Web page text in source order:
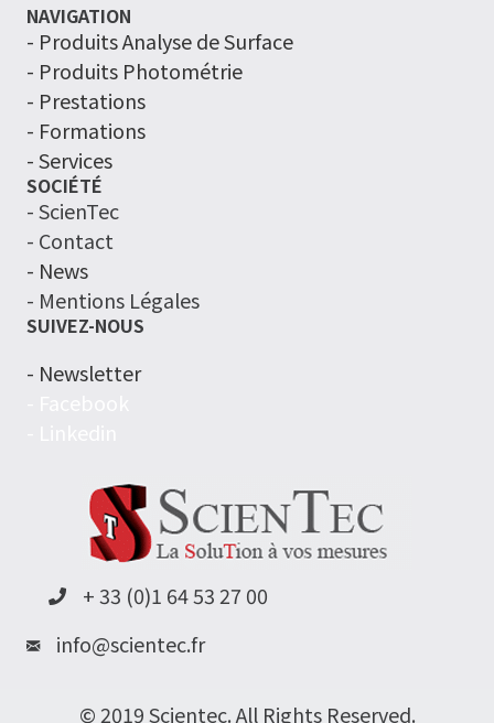
NAVIGATION
- Produits Analyse de Surface
- Produits Photométrie
- Prestations
- Formations
- Services
SOCIÉTÉ
- ScienTec
- Contact
- News
- Mentions Légales
SUIVEZ-NOUS
- Newsletter
+ 33 (0)1 64 53 27 00
info@scientec.fr
© 2019 Scientec. All Rights Reserved.